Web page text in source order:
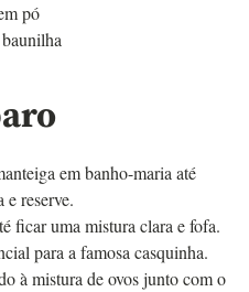
pó
em banho-maria até
reserve.
ficar uma mistura clara e fofa.
para a famosa casquinha.
à mistura de ovos junto com o